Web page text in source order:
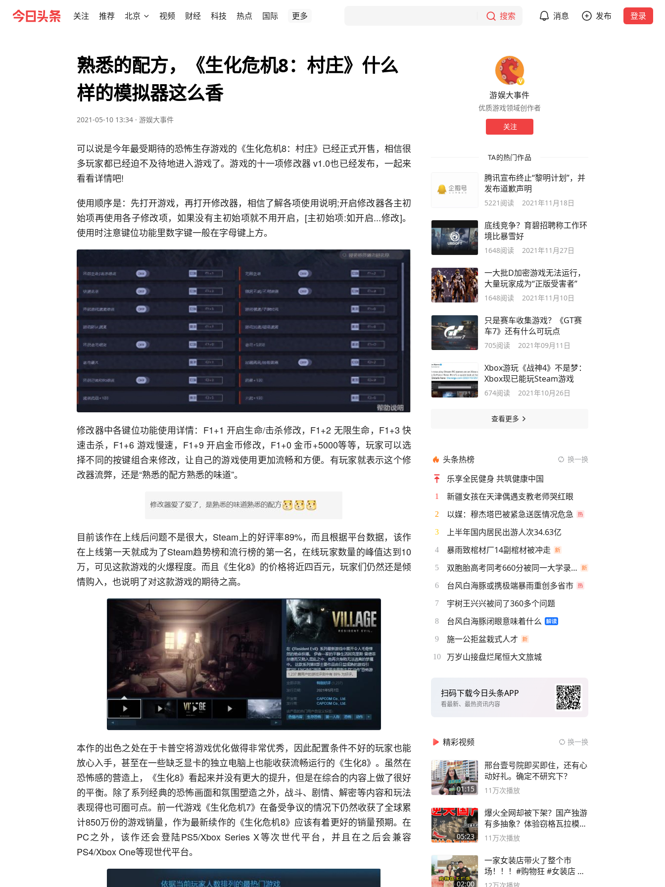
关注 推荐 北京 视频 财经 科技 热点 国际 更多 搜索 消息 发布 登录
熟悉的配方，《生化危机8：村庄》什么
样的模拟器这么香
2021-05-10 13:34 · 游娱大事件
可以说是今年最受期待的恐怖生存游戏的《生化危机8：村庄》已经正式开售，相信很
多玩家都已经迫不及待地进入游戏了。游戏的十一项修改器 v1.0也已经发布，一起来
看看详情吧!
使用顺序是：先打开游戏，再打开修改器，相信了解各项使用说明;开启修改器各主初
始项再使用各子修改项，如果没有主初始项就不用开启，[主初始项:如开启...修改]。
使用时注意键位功能里数字键一般在字母键上方。
修改器中各键位功能使用详情：F1+1 开启生命/击杀修改，F1+2 无限生命，F1+3 快
速击杀，F1+6 游戏慢速，F1+9 开启金币修改，F1+0 金币+5000等等，玩家可以选
择不同的按键组合来修改，让自己的游戏使用更加流畅和方便。有玩家就表示这个修
改器流弊，还是“熟悉的配方熟悉的味道”。
目前该作在上线后问题不是很大，Steam上的好评率89%，而且根据平台数据，该作
在上线第一天就成为了Steam趋势榜和流行榜的第一名，在线玩家数量的峰值达到10
万，可见这款游戏的火爆程度。而且《生化8》的价格将近四百元，玩家们仍然还是倾
情购入，也说明了对这款游戏的期待之高。
本作的出色之处在于卡普空将游戏优化做得非常优秀，因此配置条件不好的玩家也能
放心入手，甚至在一些缺乏显卡的独立电脑上也能收获流畅运行的《生化8》。虽然在
恐怖感的营造上，《生化8》看起来并没有更大的提升，但是在综合的内容上做了很好
的平衡。除了系列经典的恐怖画面和氛围塑造之外，战斗、剧情、解密等内容和玩法
表现得也可圈可点。前一代游戏《生化危机7》在备受争议的情况下仍然收获了全球累
计850万份的游戏销量，作为最新续作的《生化危机8》应该有着更好的销量预期。在
PC之外，该作还会登陆PS5/Xbox Series X等次世代平台，并且在之后会兼容
PS4/Xbox One等现世代平台。
游娱大事件
优质游戏领域创作者
关注
TA的热门作品
腾讯宣布终止“黎明计划”，并
发布道歉声明
5221 阅读 2021年11月18日
底线竞争？育碧招聘称工作环
境比暴雪好
1648阅读 2021年11月27日
一大批D加密游戏无法运行，
大量玩家成为“正版受害者”
1648阅读 2021年11月10日
只是赛车收集游戏？《GT赛
车7》还有什么可玩点
705阅读 2021年09月11日
Xbox游玩《战神4》不是梦：
Xbox现已能玩Steam游戏
674阅读 2021年10月26日
查看更多
头条热榜 换一换
乐享全民健身 共筑健康中国
1 新疆女孩在天津偶遇支教老师哭红眼
2 以媒：穆杰塔巴被紧急送医情况危急
3 上半年国内居民出游人次34.63亿
4 暴雨致棺材厂14副棺材被冲走
5 双胞胎高考同考660分被同一大学录取
6 台风白海豚或携极端暴雨重创多省市
7 宇树王兴兴被问了360多个问题
8 台风白海豚闭眼意味着什么
9 施一公拒盆栽式人才
10 万岁山接盘烂尾恒大文旅城
扫码下载今日头条APP
看最新、最热资讯内容
精彩视频 换一换
01:15
邢台壹号院即买即住，还有心
动好礼。确定不研究下？
11万次播放
05:23
爆火全网却被下架？国产独游
有多抽象？体验窃格瓦拉模拟
器！
11万次播放
02:00
一家女装店带火了整个市
场！！！#购物狂 #女装店 #
高品质女装